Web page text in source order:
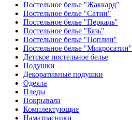
Постельное белье "Жаккард"
Постельное белье "Сатин"
Постельное белье "Перкаль"
Постельное белье "Бязь"
Постельное белье "Поплин"
Постельное белье "Микросатин"
Детское постельное белье
Подушки
Декоративные подушки
Одеяла
Пледы
Покрывала
Комплектующие
Наматрасники